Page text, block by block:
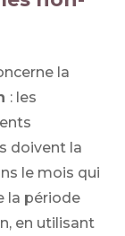
la
: les
doivent la
le mois qui
la période
en utilisant